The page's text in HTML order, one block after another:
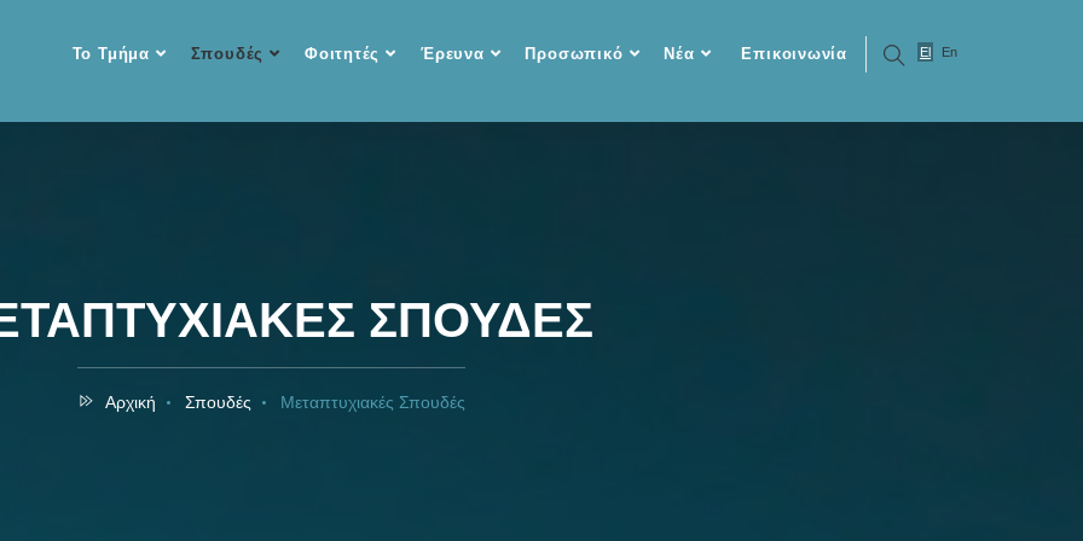
El En
Το Τμήμα Σπουδές Φοιτητές Έρευνα Προσωπικό Νέα Επικοινωνία
ΣΠΟΥΔΕΣ
Αρχική Σπουδές Μεταπτυχιακές Σπουδές